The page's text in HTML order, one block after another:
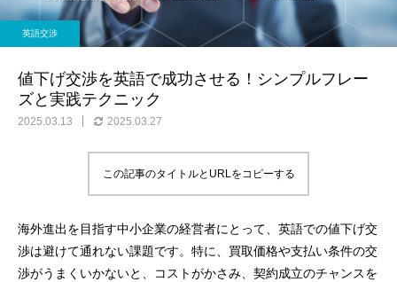
英語交渉
値下げ交渉を英語で成功させる！シンプルフレー
ズと実践テクニック
2025.03.13 2025.03.27
この記事のタイトルとURLをコピーする
海外進出を目指す中小企業の経営者にとって、英語での値下げ交
渉は避けて通れない課題です。特に、買取価格や支払い条件の交
渉がうまくいかないと、コストがかさみ、契約成立のチャンスを